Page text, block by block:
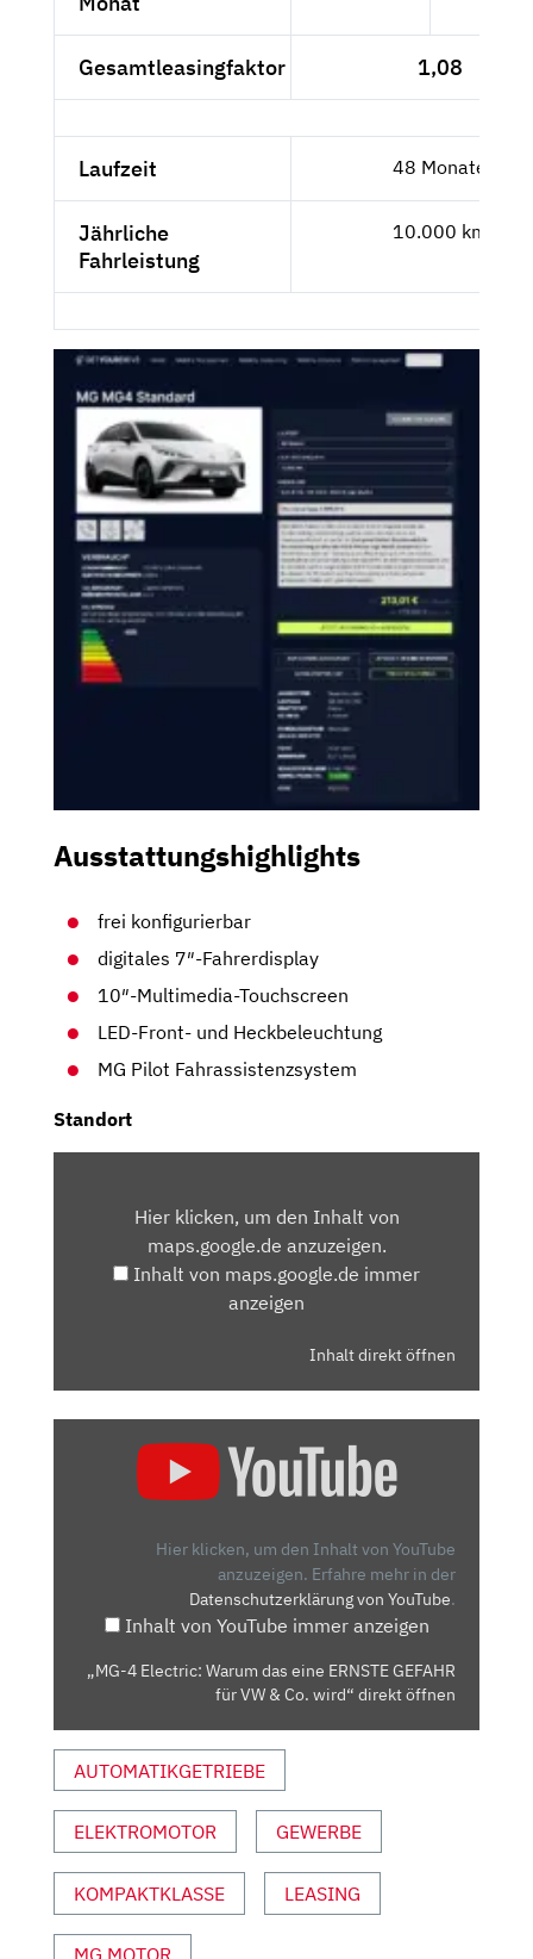
Gesamtleasingfaktor 1,08
Laufzeit 48 Monate
Jährliche
Fahrleistung
10.000 km
Ausstattungshighlights
frei konfigurierbar
digitales 7″-Fahrerdisplay
10″-Multimedia-Touchscreen
LED-Front- und Heckbeleuchtung
MG Pilot Fahrassistenzsystem
Standort
MAPS.GOOGLE.DEHier klicken, um den Inhalt von
maps.google.de anzuzeigen.
Inhalt von maps.google.de immer
anzeigen
Inhalt direkt öffnen
ELECTRIC:
GEFAHR
CO.
WIRD“
YOUTUBE
ANZEIGEN
Hier klicken, um den Inhalt von YouTube
anzuzeigen. Erfahre mehr in der
Datenschutzerklärung von YouTube.
Inhalt von YouTube immer anzeigen
„MG-4 Electric: Warum das eine ERNSTE GEFAHR
für VW & Co. wird“ direkt öffnen
AUTOMATIKGETRIEBE
ELEKTROMOTOR GEWERBE
KOMPAKTKLASSE LEASING